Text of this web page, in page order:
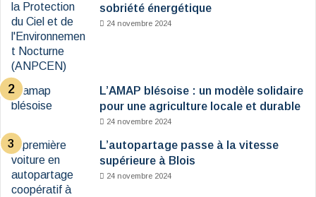
sobriété énergétique
24 novembre 2024
L’AMAP blésoise : un modèle solidaire
pour une agriculture locale et durable
24 novembre 2024
L’autopartage passe à la vitesse
supérieure à Blois
24 novembre 2024